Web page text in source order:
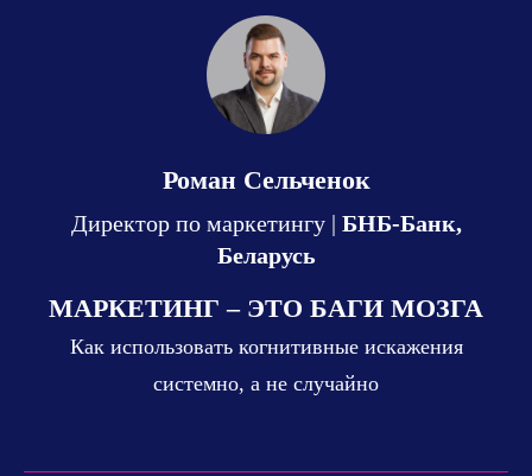
Роман Сельченок
Директор по маркетингу | БНБ-Банк,
Беларусь
МАРКЕТИНГ – ЭТО БАГИ МОЗГА
Как использовать когнитивные искажения
системно, а не случайно